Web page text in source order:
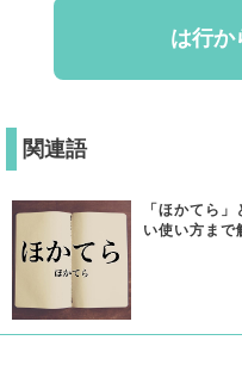
は行か
関連語
「ほかてら
い使い方まで